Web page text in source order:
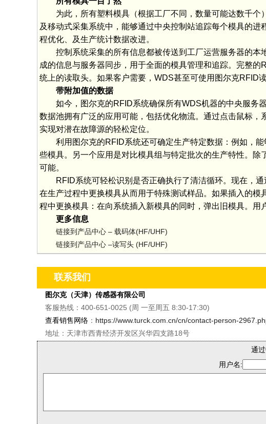
为此，所有塑料模具（根据工厂不同，数量可能达数千
及移动式采集系统中，能够通过中央控制站追踪每个模具的
程优化、及生产统计数据改进。
控制系统采集的所有信息都被传送到工厂运营服务器的
成的信息与服务器同步，用于全面的模具管理和追踪。完整
统上的读取头。如果客户需要，WDS甚至可使用图尔克RFID
带附加值的数据
如今，图尔克的RFID系统确保所有WDS机器的中央服务
数据池拥有广泛的应用可能，包括优化物流。通过点击鼠标
实现对潜在故障源的轻松定位。
利用图尔克的RFID系统还可确定生产特定数据：例如，
些模具。另一个应用是对比模具组与特定批次的生产特性。
可能。
RFID系统可轻松识别是否正确执行了清洁循环。现在，
在生产过程中更换模具从而用于特殊测试样品。如果插入的
程中更换模具：在向系统插入新模具的同时，弹出旧模具。用
更多信息
链接到产品中心 – 载码体(HF/UHF)
链接到产品中心 –读写头 (HF/UHF)
联系我们
图尔克（天津）传感器有限公司
客服热线：400-651-0025 (周 一至周五 8:30-17:30)
查看销售网络 ： https://www.turck.com.cn/cn/contact-person-
地址：天津市西青经济开发区兴华四支路18号
通
用户名: